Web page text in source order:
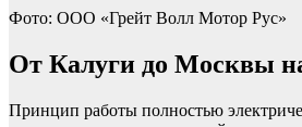
Фото: ООО «Грейт Волл Мотор Рус»
От Калуги до Москвы
Принцип работы полностью